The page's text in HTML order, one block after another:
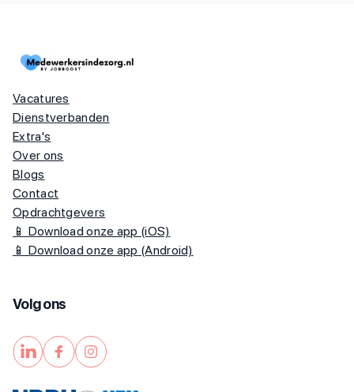
Vacatures
Dienstverbanden
Extra's
Over ons
Blogs
Contact
Opdrachtgevers
📱 Download onze app (iOS)
📱 Download onze app (Android)
Volg ons